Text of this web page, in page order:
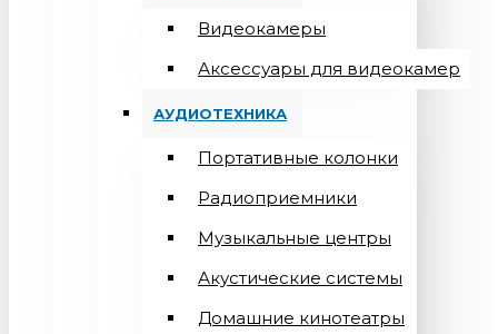
Видеокамеры
Аксессуары для видеокамер
АУДИОТЕХНИКА
Портативные колонки
Радиоприемники
Музыкальные центры
Акустические системы
Домашние кинотеатры